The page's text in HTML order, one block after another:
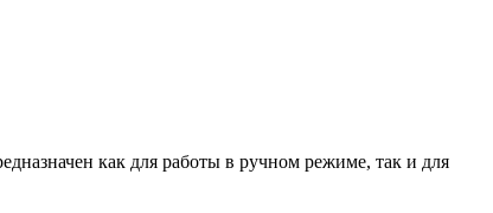
как для работы в ручном режиме, так и для